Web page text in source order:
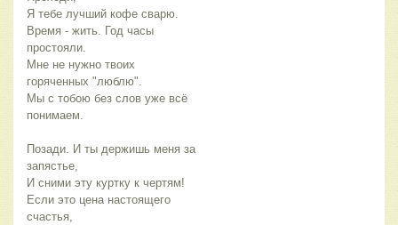
Я тебе лучший кофе сварю.
Время - жить. Год часы
простояли.
Мне не нужно твоих
горяченных "люблю".
Мы с тобою без слов уже всё
понимаем.
Позади. И ты держишь меня за
запястье,
И сними эту куртку к чертям!
Если это цена настоящего
счастья,